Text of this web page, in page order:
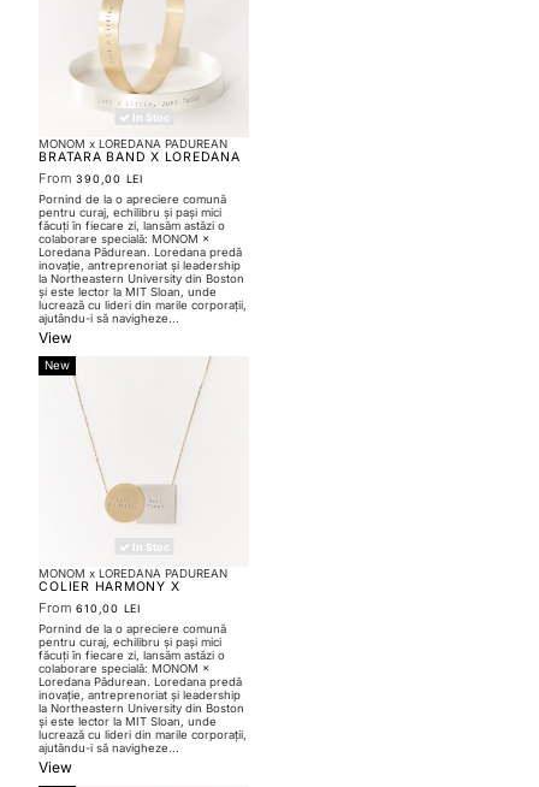
In Stoc
MONOM x LOREDANA PADUREAN
BRATARA BAND X LOREDANA
PADUREAN
From390,00 LEI
Pornind de la o apreciere comună
pentru curaj, echilibru și pași mici
făcuți în fiecare zi, lansăm astăzi o
colaborare specială: MONOM ×
Loredana Pădurean. Loredana predă
inovație, antreprenoriat și leadership
la Northeastern University din Boston
și este lector la MIT Sloan, unde
lucrează cu lideri din marile corporații,
ajutându-i să navigheze...
View
New
In Stoc
MONOM x LOREDANA PADUREAN
COLIER HARMONY X
LOREDANA PADUREAN
From610,00 LEI
Pornind de la o apreciere comună
pentru curaj, echilibru și pași mici
făcuți în fiecare zi, lansăm astăzi o
colaborare specială: MONOM ×
Loredana Pădurean. Loredana predă
inovație, antreprenoriat și leadership
la Northeastern University din Boston
și este lector la MIT Sloan, unde
lucrează cu lideri din marile corporații,
ajutându-i să navigheze...
View